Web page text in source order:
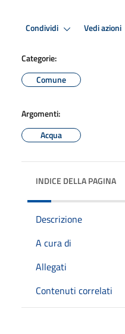
Condividi Vedi azioni
Categorie:
Comune
Argomenti:
Acqua
INDICE DELLA PAGINA
Descrizione
A cura di
Allegati
Contenuti correlati